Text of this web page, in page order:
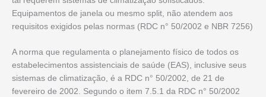
Equipamentos de janela ou mesmo split, não atendem aos
requisitos exigidos pelas normas (RDC n° 50/2002 e NBR 7256)
A norma que regulamenta o planejamento físico de todos os
estabelecimentos assistenciais de saúde (EAS), inclusive seus
sistemas de climatização, é a RDC n° 50/2002, de 21 de
fevereiro de 2002. Segundo o item 7.5.1 da RDC n° 50/2002